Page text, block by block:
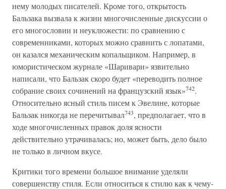
нему молодых писателей. Кроме того, открытость
Бальзака вызвала к жизни многочисленные дискуссии о
его многословии и неуклюжести: по сравнению с
современниками, которых можно сравнить с лопатами,
он казался механическим копальщиком. Например, в
юмористическом журнале «Шаривари» язвительно
написали, что Бальзак скоро будет «переводить полное
собрание своих сочинений на французский язык»742.
Относительно ясный стиль писем к Эвелине, которые
Бальзак никогда не перечитывал743, предполагает, что в
ходе многочисленных правок доля ясности
действительно утрачивалась; но, может быть, дело было
не только в личном вкусе.
Критики того времени большое внимание уделяли
совершенству стиля. Если относиться к стилю как к чему-